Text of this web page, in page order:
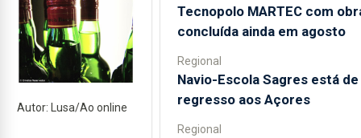
Autor: Lusa/Ao online
Tecnopolo MARTEC com
concluída ainda em agosto
Regional
Navio-Escola Sagres está de
regresso aos Açores
Regional